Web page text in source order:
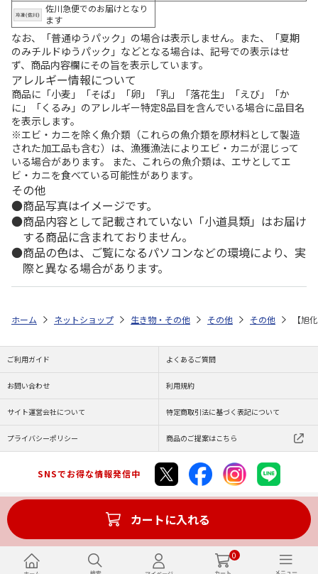
0
佐川急便でのお届けとなり
ます
なお、「普通ゆうパック」の場合は表示しません。また、「夏期
のみチルドゆうパック」などとなる場合は、記号での表示はせ
ず、商品内容欄にその旨を表示しています。
アレルギー情報について
商品に「小麦」「そば」「卵」「乳」「落花生」「えび」「か
に」「くるみ」のアレルギー特定8品目を含んでいる場合に品目名
を表示します。
※エビ・カニを除く魚介類（これらの魚介類を原材料として製造
された加工品も含む）は、漁獲漁法によりエビ・カニが混じって
いる場合があります。 また、これらの魚介類は、エサとしてエ
ビ・カニを食べている可能性があります。
その他
商品写真はイメージです。
商品内容として記載されていない「小道具類」はお届け
する商品に含まれておりません。
商品の色は、ご覧になるパソコンなどの環境により、実
際と異なる場合があります。
カートに入れる
ホーム ネットショップ 生き物・その他 その他 その他 【旭
ご利用ガイド よくあるご質問
お問い合わせ 利用規約
サイト運営会社について 特定商取引法に基づく表記について
プライバシーポリシー 商品のご提案はこちら
SNSでお得な情報発信中